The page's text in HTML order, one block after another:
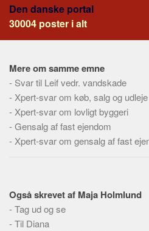
Forbrug
Social sikring og sundhed
Alle
Aspekter
Køb og salg
Økonomi
Jura og regler
Praktisk
Alle
Den danske portal
30004 poster i alt
Mere om samme emne
- Svar til Leif vedr. vandskade
- Xpert-svar om køb, salg og udleje
- Xpert-svar om lovligt byggeri
-Gensalg af fast ejendom
- Xpert-svar om gensalg af fast
Også skrevet af Maja Holmlund
-Tag ud og se
-Til Diana